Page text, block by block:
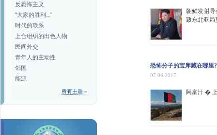
反恐怖主义
"大家的胜利..."
时代的联系
上合组织的出色人物
民间外交
青年人的主动性
邻国
能源
所有主题 »
朝鲜发射
致东北亚局
恐怖分子的宝库藏在哪里
07.06.2017
阿富汗 �